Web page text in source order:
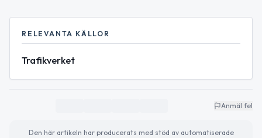
RELEVANTA KÄLLOR
Trafikverket
Anmäl fel
Den här artikeln har producerats med stöd av automatiserade